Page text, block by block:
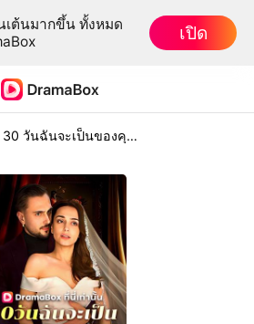
เต้นมากขึ้น ทั้งหมด
เปิด
30 วันฉันจะเป็นของคุณ(พากย์ไทย)